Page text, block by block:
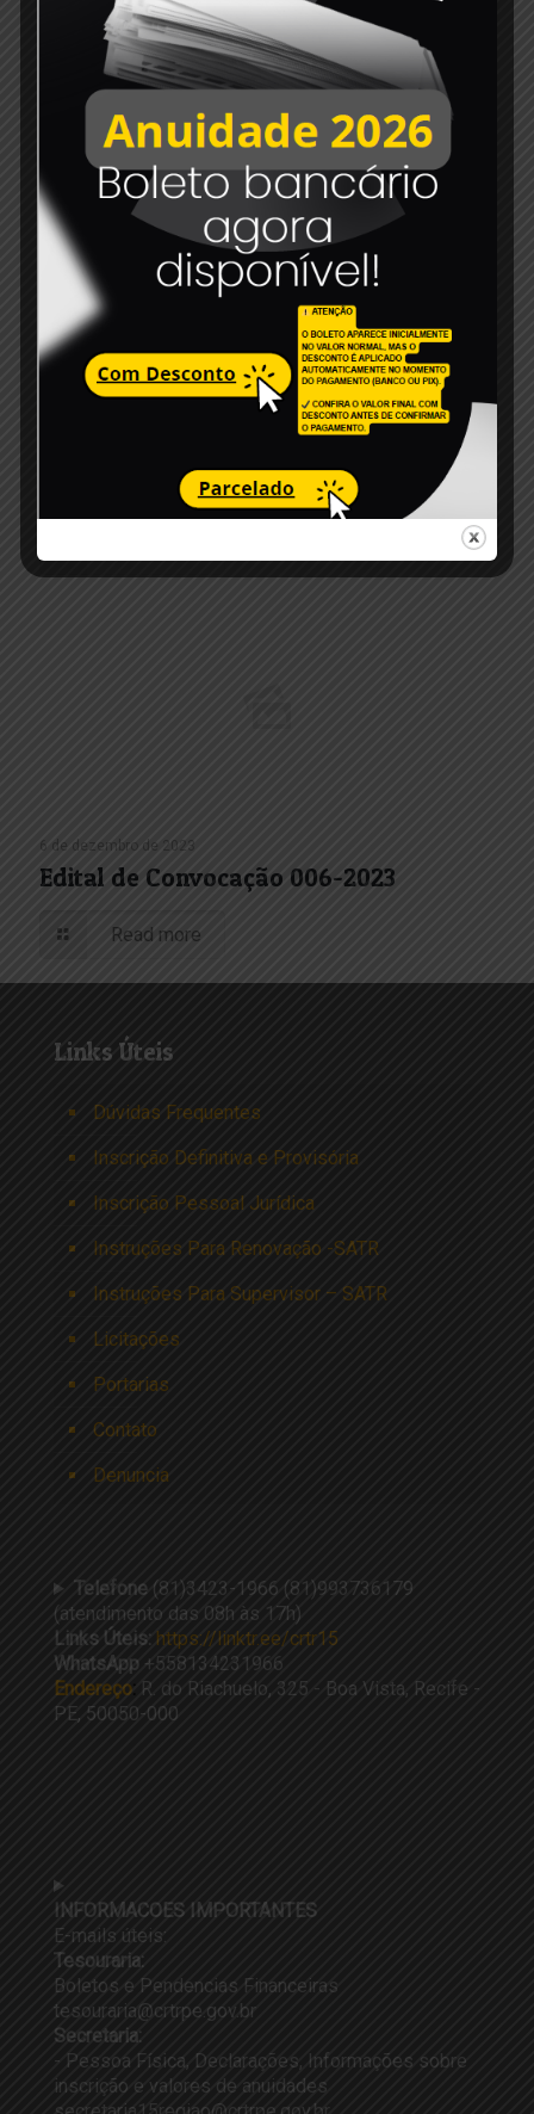
2 de janeiro de 2024
Edital de Convocação 009 -2023
Read more
Edital de convocação 007-2023
6 de dezembro de 2023
Edital de Convocação 006-2023
Read more
Links Úteis
Dúvidas Frequentes
Inscrição Definitiva e Provisória
Inscrição Pessoal Jurídica
Instruções Para Renovação -SATR
Instruções Para Supervisor – SATR
Licitações
Portarias
Contato
Denuncia
Telefone (81)3423-1966 (81)993736179
(atendimento das 08h às 17h)
Links Úteis: https://linktr.ee/crtr15
WhatsApp +558134231966
Endereço: R. do Riachuelo, 325 - Boa Vista, Recife -
PE, 50050-000
INFORMACOES IMPORTANTES
E-mails úteis:
Tesouraria:
Boletos e Pendencias Financeiras
tesouraria@crtrpe.gov.br
Secretaria:
- Pessoa Física, Declarações, Informações sobre
inscrição e valores de anuidades